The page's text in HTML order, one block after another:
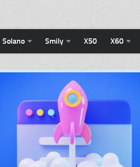
Solano Smily X50 X60